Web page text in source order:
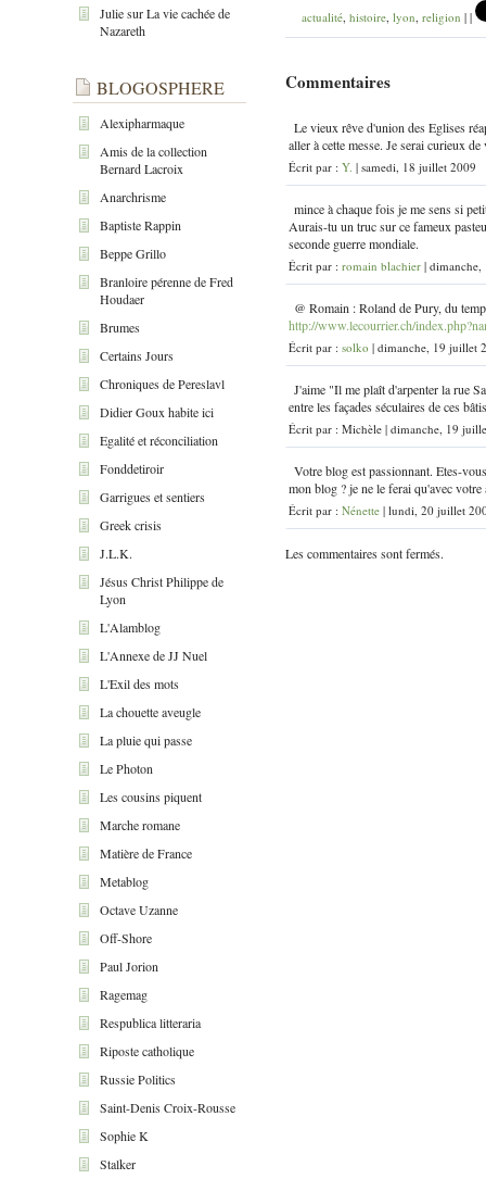
JuliesurLa vie cachée de
Nazareth
BLOGOSPHERE
Alexipharmaque
Amis de la collection
Bernard Lacroix
Anarchrisme
Baptiste Rappin
Beppe Grillo
Branloire pérenne de Fred
Houdaer
Brumes
Certains Jours
Chroniques de Pereslavl
Didier Goux habite ici
Egalité et réconciliation
Fonddetiroir
Garrigues et sentiers
Greek crisis
J.L.K.
Jésus Christ Philippe de
Lyon
L'Alamblog
L'Annexe de JJ Nuel
L'Exil des mots
La chouette aveugle
La pluie qui passe
Le Photon
Les cousins piquent
Marche romane
Matière de France
Metablog
Octave Uzanne
Off-Shore
Paul Jorion
Ragemag
Respublica litteraria
Riposte catholique
Russie Politics
Saint-Denis Croix-Rousse
Sophie K
Stalker
actualité histoire lyon religion | |
Commentaires
Le vieux rêve d'union des Eglises
aller à cette messe. Je serai curieux
Écrit par : Y. | samedi, 18 juillet 2009
mince à chaque fois je me sens si
Aurais-tu un truc sur ce fameux
seconde guerre mondiale.
Écrit par : romain blachier |
@ Romain : Roland de Pury, du
http://www.lecourrier.ch/
Écrit par : solko | dimanche, 19 juillet
J'aime "Il me plaît d'arpenter la rue
entre les façades séculaires de ces
Écrit par : Michèle | dimanche, 19
Votre blog est passionnant. Etes-
mon blog ? je ne le ferai qu'avec
Écrit par : Nénette | lundi, 20 juillet
Les commentaires sont fermés.